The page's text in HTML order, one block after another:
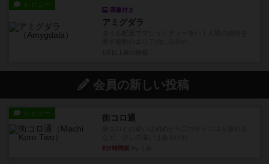
レビュー
画像付き
アミグダラ
会員の新しい投稿
レビュー 街コロ通
約5時間前